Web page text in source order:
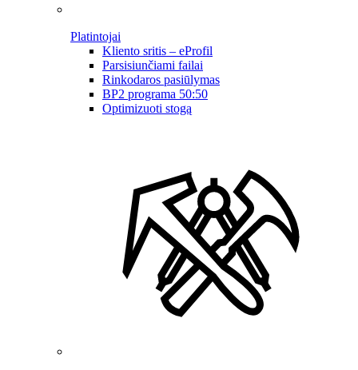
Platintojai
Kliento sritis – eProfil
Parsisiunčiami failai
Rinkodaros pasiūlymas
BP2 programa 50:50
Optimizuoti stogą